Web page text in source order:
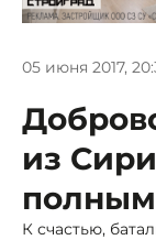
05 июня 2017,
из
полным
К счастью,